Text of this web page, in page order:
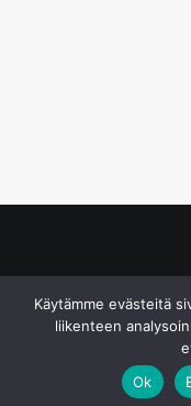
Käytämme evästeitä
liikenteen
Ok